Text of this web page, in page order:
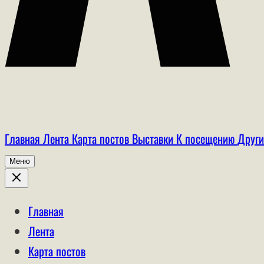
Главная Лента Карта постов Выставки К посещению
Меню
Главная
Лента
Карта постов